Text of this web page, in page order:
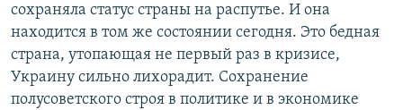
сохраняла статус страны на распутье. И она
находится в том же состоянии сегодня. Это бедная
страна, утопающая не первый раз в кризисе,
Украину сильно лихорадит. Сохранение
полусоветского строя в политике и в экономике